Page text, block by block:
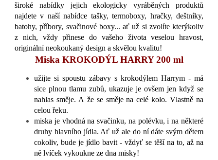
široké nabídky jejich ekologicky vyráběných produktů
najdete v naší nabídce tašky, termoboxy, hračky, deštníky,
batohy, příbory, svačinové boxy... ať už si zvolíte kterýkoliv
z nich, vždy přinese do vašeho života veselou hravost,
originální neokoukaný design a skvělou kvalitu!
Miska KROKODÝL HARRY 200 ml
užijte si spoustu zábavy s krokodýlem Harrym - má
sice plnou tlamu zubů, ukazuje je ovšem jen když se
nahlas směje. A že se směje na celé kolo. Vlastně na
celou řeku.
miska je vhodná na svačinku, na polévku, i na některé
druhy hlavního jídla. Ať už ale do ní dáte svým dětem
cokoliv, bude je jídlo bavit - vždyť se těší na to, až na
ně lvíček vykoukne ze dna misky!